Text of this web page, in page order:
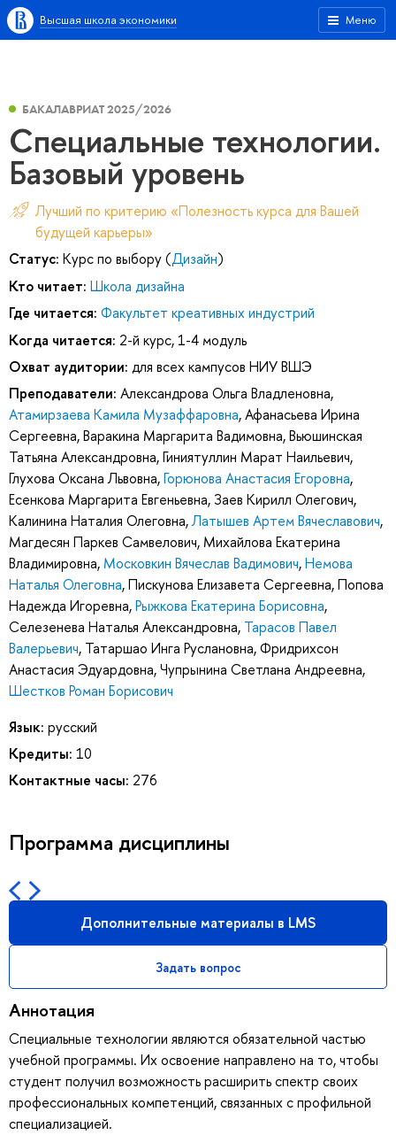
Меню
Высшая школа экономики
БАКАЛАВРИАТ 2025/2026
Специальные технологии.
Базовый уровень
Лучший по критерию «Полезность курса для Вашей
будущей карьеры»
Статус: Курс по выбору (Дизайн)
Кто читает: Школа дизайна
Где читается: Факультет креативных индустрий
Когда читается: 2-й курс, 1-4 модуль
Охват аудитории: для всех кампусов НИУ ВШЭ
Преподаватели: Александрова Ольга Владленовна,
Атамирзаева Камила Музаффаровна,Афанасьева Ирина
Сергеевна,Варакина Маргарита Вадимовна,Вьюшинская
Татьяна Александровна,Гиниятуллин Марат Наильевич,
Глухова Оксана Львовна,Горюнова Анастасия Егоровна,
Есенкова Маргарита Евгеньевна, Заев Кирилл Олегович,
Калинина Наталия Олеговна,Латышев Артем Вячеславович,
Магдесян Паркев Самвелович, Михайлова Екатерина
Владимировна, Московкин Вячеслав Вадимович,Немова
Наталья Олеговна,Пискунова Елизавета Сергеевна,Попова
Надежда Игоревна,Рыжкова Екатерина Борисовна,
Селезенева Наталья Александровна, Тарасов Павел
Валерьевич, Татаршао Инга Руслановна,Фридрихсон
Анастасия Эдуардовна,Чупрынина Светлана Андреевна,
Шестков Роман Борисович
Язык: русский
Кредиты: 10
Контактные часы: 276
Программа дисциплины
Дополнительные материалы в LMS
Задать вопрос
Аннотация
Специальные технологии являются обязательной частью
учебной программы. Их освоение направлено на то, чтобы
студент получил возможность расширить спектр своих
профессиональных компетенций, связанных с профильной
специализацией.